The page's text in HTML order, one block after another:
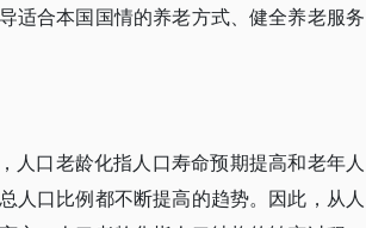
适合本国国情的养老方式、健全养老服务
人口老龄化指人口寿命预期提高和老年人
人口比例都不断提高的趋势。因此，从人